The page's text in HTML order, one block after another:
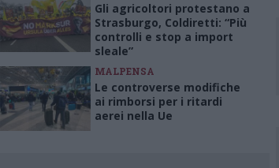
Gli agricoltori protestano a
Strasburgo, Coldiretti: “Più
controlli e stop a import
sleale”
MALPENSA
Le controverse modifiche
ai rimborsi per i ritardi
aerei nella Ue